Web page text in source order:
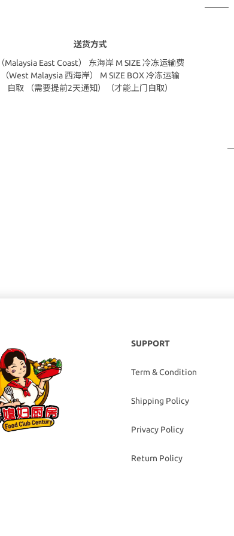
送货方式
（Malaysia East Coast） 东海岸 M SIZE 冷冻运输费
（West Malaysia 西海岸） M SIZE BOX 冷冻运输
自取 （需要提前2天通知）（才能上门自取）
SUPPORT
Term & Condition
Shipping Policy
Privacy Policy
Return Policy